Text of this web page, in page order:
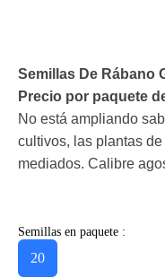
Semillas De Rábano
Precio por paquete
No está ampliando
cultivos, las plantas
mediados. Calibre
Semillas en paquete :
20